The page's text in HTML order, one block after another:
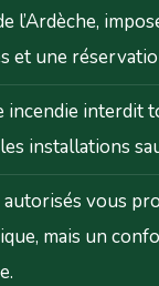
l’Ardèche,
et une
incendie interdit
installations
autorisés vous
mais un